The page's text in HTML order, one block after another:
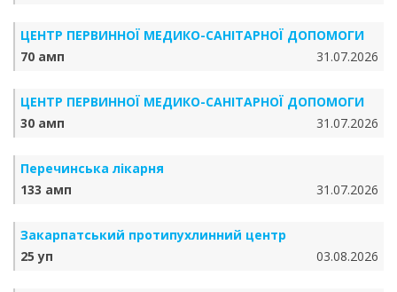
ЦЕНТР ПЕРВИННОЇ МЕДИКО-САНІТАРНОЇ ДОПОМОГИ
70 амп
31.07.2026
ЦЕНТР ПЕРВИННОЇ МЕДИКО-САНІТАРНОЇ ДОПОМОГИ
30 амп
31.07.2026
Перечинська лікарня
133 амп
31.07.2026
Закарпатський протипухлинний центр
25 уп
03.08.2026